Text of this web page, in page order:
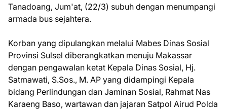
Tanadoang, Jum'at, (22/3) subuh dengan menumpangi
armada bus sejahtera.
Korban yang dipulangkan melalui Mabes Dinas Sosial
Provinsi Sulsel diberangkatkan menuju Makassar
dengan pengawalan ketat Kepala Dinas Sosial, Hj.
Satmawati, S.Sos., M. AP yang didampingi Kepala
bidang Perlindungan dan Jaminan Sosial, Rahmat Nas
Karaeng Baso, wartawan dan jajaran Satpol Airud Polda